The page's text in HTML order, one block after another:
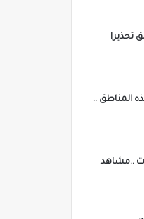
تحذيرا
المناطق ..
..مشاهد